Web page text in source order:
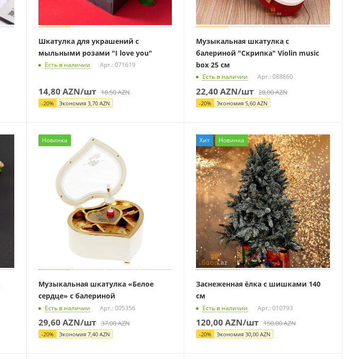
Шкатулка для украшений с
мыльными розами "I love you"
Есть в наличии Арт.: 071619
14,80 AZN/шт 18,50AZN
-20% Экономия 3,70AZN
Музыкальная шкатулка с
балериной "Скрипка" Violin music
box 25 см
Есть в наличии Арт.: 088860
22,40 AZN/шт 28,00AZN
-20% Экономия 5,60 AZN
Новинка
Музыкальная шкатулка «Белое
сердце» с балериной
Есть в наличии Арт.: 005356
29,60 AZN/шт 37,00AZN
-20% Экономия 7,40AZN
Хит Новинка
Заснеженная ёлка с шишками 140
см
Есть в наличии Арт.: 010793
120,00 AZN/шт 150,00AZN
-20% Экономия30,00 AZN